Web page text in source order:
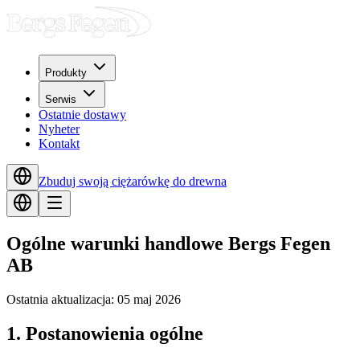
Produkty
Serwis
Ostatnie dostawy
Nyheter
Kontakt
Zbuduj swoją ciężarówkę do drewna
Ogólne warunki handlowe Bergs Fegen
AB
Ostatnia aktualizacja: 05 maj 2026
1. Postanowienia ogólne